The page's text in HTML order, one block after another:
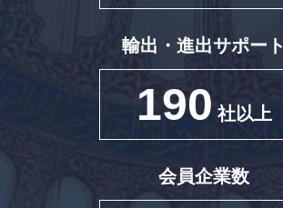
輸出・進出サポート
190 社以上
会員企業数